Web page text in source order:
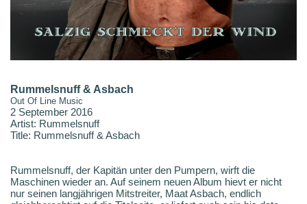
Rummelsnuff & Asbach
Out Of Line Music
2 September 2016
Artist: Rummelsnuff
Title: Rummelsnuff & Asbach
Rummelsnuff, der Kapitän unter den Pumpern, wirft die
Maschinen wieder an. Auf seinem neuen Album hievt er nicht
nur seinen langjährigen Mitstreiter, Maat Asbach, endlich